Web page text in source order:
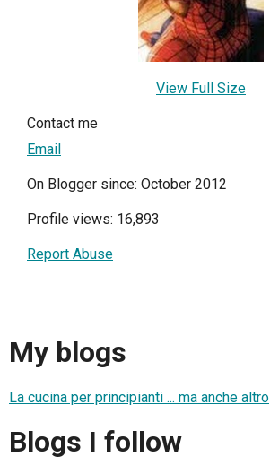
View Full Size
Contact me
Email
On Blogger since: October 2012
Profile views: 16,893
Report Abuse
My blogs
La cucina per principianti ... ma anche altro
Blogs I follow